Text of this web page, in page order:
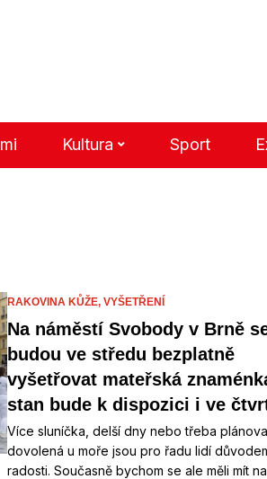
Kultura Sport
RAKOVINA KŮŽE, VYŠETŘENÍ
Na náměstí Svobody v Brně
budou ve středu bezplatně
vyšetřovat mateřská
stan bude k dispozici i ve
Více sluníčka, delší dny nebo třeba
dovolená u moře jsou pro řadu lidí
radosti. Současně bychom se ale měli mít na